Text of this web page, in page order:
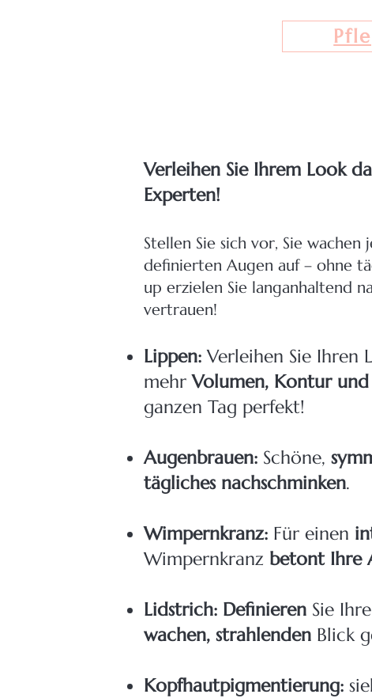
Verleihen Sie Ihrem Look
Experten!
Stellen Sie sich vor, Sie
definierten Augen auf – ohne
up erzielen Sie langanhaltend
vertrauen!
Lippen:Verleihen Sie Ihren
mehrVolumen, Kontur
ganzen Tag perfekt!
Augenbrauen: Schöne,
tägliches nachschminken.
Wimpernkranz: Für einen
Wimpernkranz betont Ihre
Lidstrich: Definieren Sie
wachen, strahlenden Blick
​Kopfhautpigmentierung: